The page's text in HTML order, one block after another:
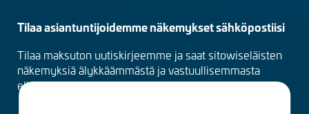
Tilaa asiantuntijoidemme näkemykset sähköpostiisi
Tilaa maksuton uutiskirjeemme ja saat sitowiseläisten
näkemyksiä älykkäämmästä ja vastuullisemmasta
elinympäristöstä suoraan sähköpostiisi kuukausittain.